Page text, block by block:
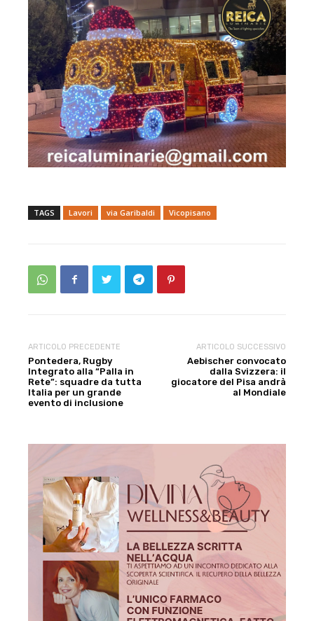
TAGS Lavori via Garibaldi Vicopisano
ARTICOLO PRECEDENTE
Pontedera, Rugby
Integrato alla “Palla in
Rete”: squadre da tutta
Italia per un grande
evento di inclusione
ARTICOLO SUCCESSIVO
Aebischer convocato
dalla Svizzera: il
giocatore del Pisa andrà
al Mondiale